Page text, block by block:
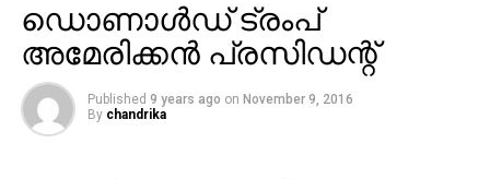
ഡൊണാള്‍ഡ് ട്രംപ്
അമേരിക്കന്‍ പ്രസിഡന്റ്
Published 9 years ago on November 9, 2016
By chandrika